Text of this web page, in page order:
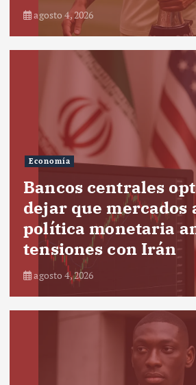
agosto 4, 2026
Economía
Bancos centrales
dejar que mercados
política monetaria
tensiones con Irán
agosto 4, 2026